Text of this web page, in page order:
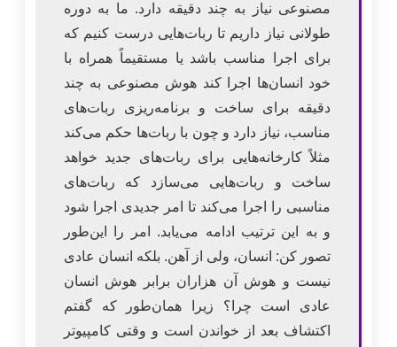
مصنوعی نیاز به چند دقیقه دارد. ما به دوره
طولانی نیاز داریم تا ربات‌هایی درست کنیم که
برای اجرا مناسب باشد یا مستقیماً همراه با
خود انسان‌ها اجرا کند هوش مصنوعی به چند
دقیقه برای ساخت و برنامه‌ریزی ربات‌های
مناسب، نیاز دارد و چون با ربات‌ها حکم می‌کند
مثلاً کارخانه‌هایی برای ربات‌های جدید خواهد
ساخت و ربات‌هایی می‌سازد که ربات‌های
مناسبی را اجرا می‌کند تا امر جدیدی اجرا شود
و به این ترتیب ادامه می‌یابد. امر را این‌طور
تصور کن: انسان، ولی از آهن. بلکه انسان عادی
نیست و هوش آن هزاران برابر هوش انسان
عادی است چرا؟ زیرا همان‌طور که گفتم
اکتشاف بعد از خواندن است و وقتی کامپیوتر